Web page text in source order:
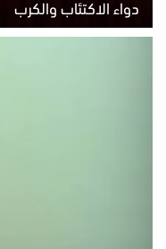
دواء الاكتئاب والكرب
السبت 8 أغسطس 2026 10:54 ص